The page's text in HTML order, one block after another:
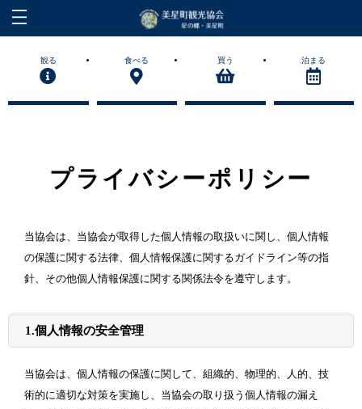
観る 食べる 買う 泊まる
プライバシーポリシー
当協会は、当協会が取得した個人情報の取扱いに関し、個人情報
の保護に関する法律、個人情報保護に関するガイドライン等の指
針、その他個人情報保護に関する関係法令を遵守します。
1.個人情報の安全管理
当協会は、個人情報の保護に関して、組織的、物理的、人的、技
術的に適切な対策を実施し、当協会の取り扱う個人情報の漏え